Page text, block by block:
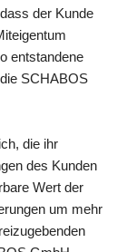
der Kunde
entstandene
SCHABOS
die ihr
des Kunden
Wert der
um mehr